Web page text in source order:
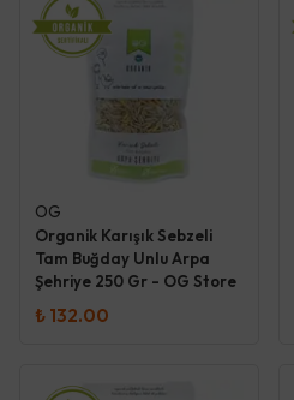
OG
Organik Karışık Sebzeli
Tam Buğday Unlu Arpa
Şehriye 250 Gr - OG Store
₺ 132.00